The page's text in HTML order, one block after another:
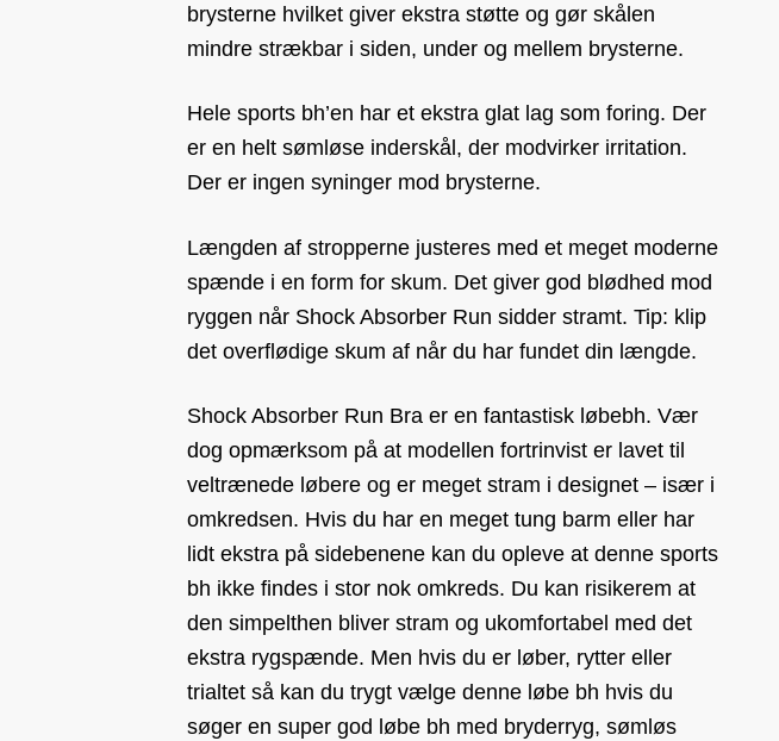
brysterne hvilket giver ekstra støtte og gør skålen
mindre strækbar i siden, under og mellem brysterne.
Hele sports bh’en har et ekstra glat lag som foring. Der
er en helt sømløse inderskål, der modvirker irritation.
Der er ingen syninger mod brysterne.
Længden af stropperne justeres med et meget moderne
spænde i en form for skum. Det giver god blødhed mod
ryggen når Shock Absorber Run sidder stramt. Tip: klip
det overflødige skum af når du har fundet din længde.
Shock Absorber Run Bra er en fantastisk løbebh. Vær
dog opmærksom på at modellen fortrinvist er lavet til
veltrænede løbere og er meget stram i designet – især i
omkredsen. Hvis du har en meget tung barm eller har
lidt ekstra på sidebenene kan du opleve at denne sports
bh ikke findes i stor nok omkreds. Du kan risikerem at
den simpelthen bliver stram og ukomfortabel med det
ekstra rygspænde. Men hvis du er løber, rytter eller
trialtet så kan du trygt vælge denne løbe bh hvis du
søger en super god løbe bh med bryderryg, sømløs